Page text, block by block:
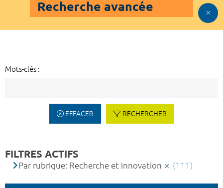
Recherche avancée
Mots-clés :
EFFACER RECHERCHER
FILTRES ACTIFS
Par rubrique: Recherche et innovation (111)